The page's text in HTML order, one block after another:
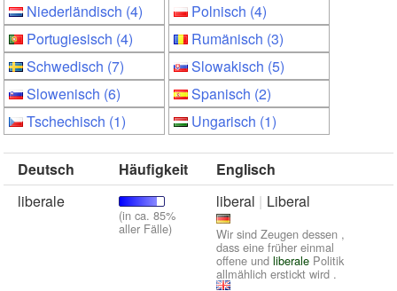
Niederländisch (4)
Polnisch (4)
Portugiesisch (4)
Rumänisch (3)
Schwedisch (7)
Slowakisch (5)
Slowenisch (6)
Spanisch (2)
Tschechisch (1)
Ungarisch (1)
Deutsch Häufigkeit
Englisch
liberale
(in ca. 85%
aller Fälle)
liberal Liberal
Wir sind Zeugen dessen ,
dass eine früher einmal
offene und liberale Politik
allmählich erstickt wird .